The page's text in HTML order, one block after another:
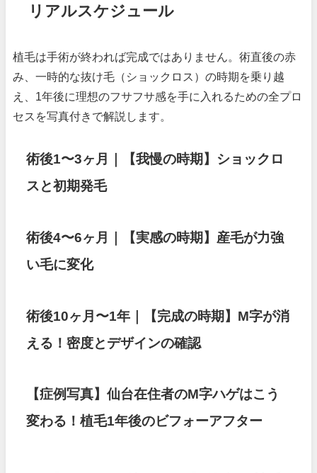
リアルスケジュール
植毛は手術が終われば完成ではありません。術直後の赤
み、一時的な抜け毛（ショックロス）の時期を乗り越
え、1年後に理想のフサフサ感を手に入れるための全プロ
セスを写真付きで解説します。
術後1〜3ヶ月｜【我慢の時期】ショックロ
スと初期発毛
術後4〜6ヶ月｜【実感の時期】産毛が力強
い毛に変化
術後10ヶ月〜1年｜【完成の時期】M字が消
える！密度とデザインの確認
【症例写真】仙台在住者のM字ハゲはこう
変わる！植毛1年後のビフォーアフター